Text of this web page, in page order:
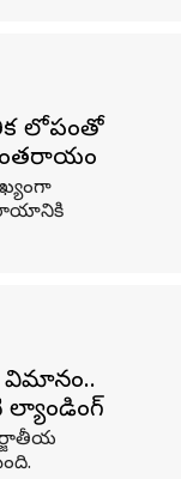
లోపంతో
విమానం..